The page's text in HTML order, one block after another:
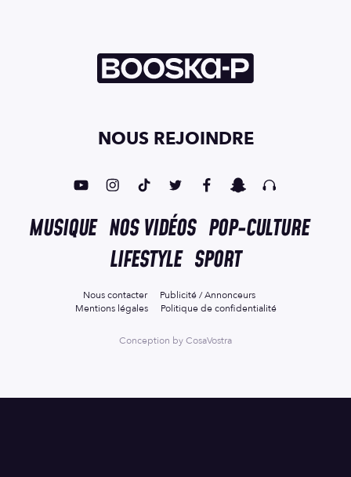
NOUS REJOINDRE
MUSIQUE NOS VIDÉOS POP-CULTURE
LIFESTYLE SPORT
Nous contacter
Publicité / Annonceurs
Mentions légales
Politique de confidentialité
Conception byCosaVostra